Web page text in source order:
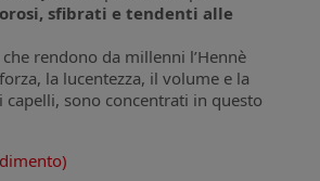
sfibrati e tendenti alle
rendono da millenni l’Hennè
la lucentezza, il volume e la
capelli, sono concentrati in questo